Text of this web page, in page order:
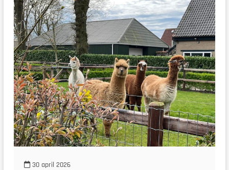
30 april 2026